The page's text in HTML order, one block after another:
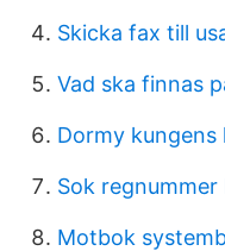
Skicka fax till
Vad ska finnas
Dormy
Sok regnummer
Motbok